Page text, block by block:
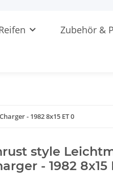
Zubehör &
- 1982 8x15 ET 0
style
- 1982 8x15